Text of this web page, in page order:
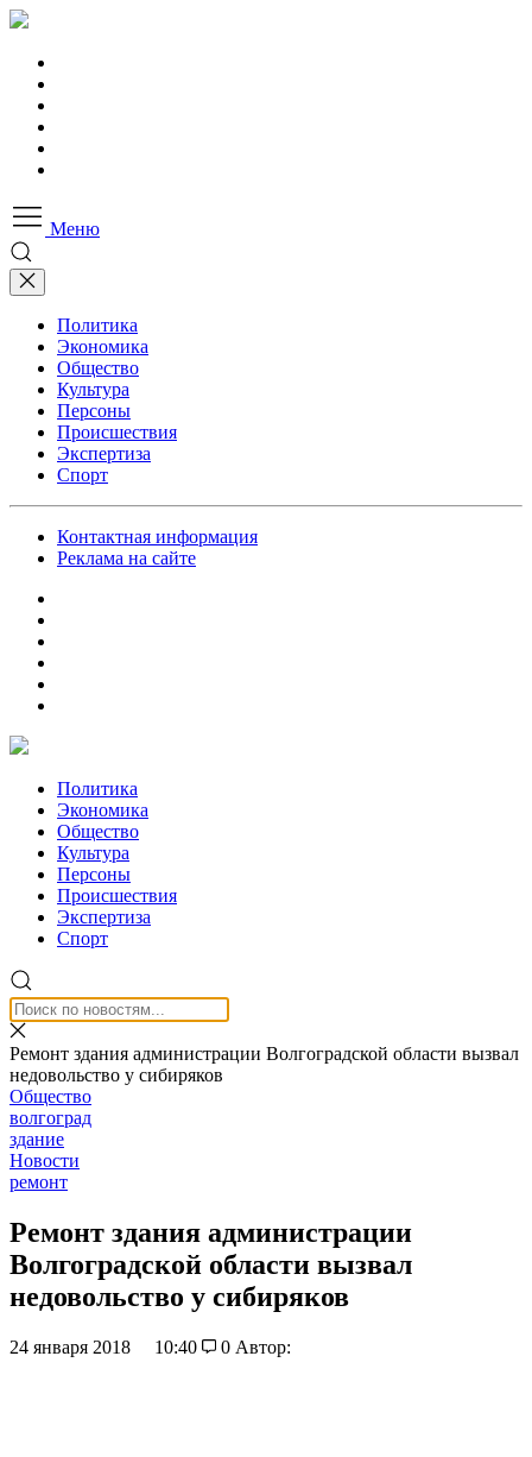
Меню
Политика
Экономика
Общество
Культура
Персоны
Происшествия
Экспертиза
Спорт
Контактная информация
Реклама на сайте
Политика
Экономика
Общество
Культура
Персоны
Происшествия
Экспертиза
Спорт
Ремонт здания администрации Волгоградской области вызвал
недовольство у сибиряков
Общество
волгоград
здание
Новости
ремонт
Ремонт здания администрации
Волгоградской области вызвал
недовольство у сибиряков
24 января 2018 10:40 0 Автор: